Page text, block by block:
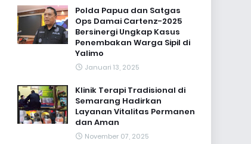
Polda Papua dan Satgas
Ops Damai Cartenz-2025
Bersinergi Ungkap Kasus
Penembakan Warga Sipil di
Yalimo
Januari 13, 2025
Klinik Terapi Tradisional di
Semarang Hadirkan
Layanan Vitalitas Permanen
dan Aman
November 07, 2025